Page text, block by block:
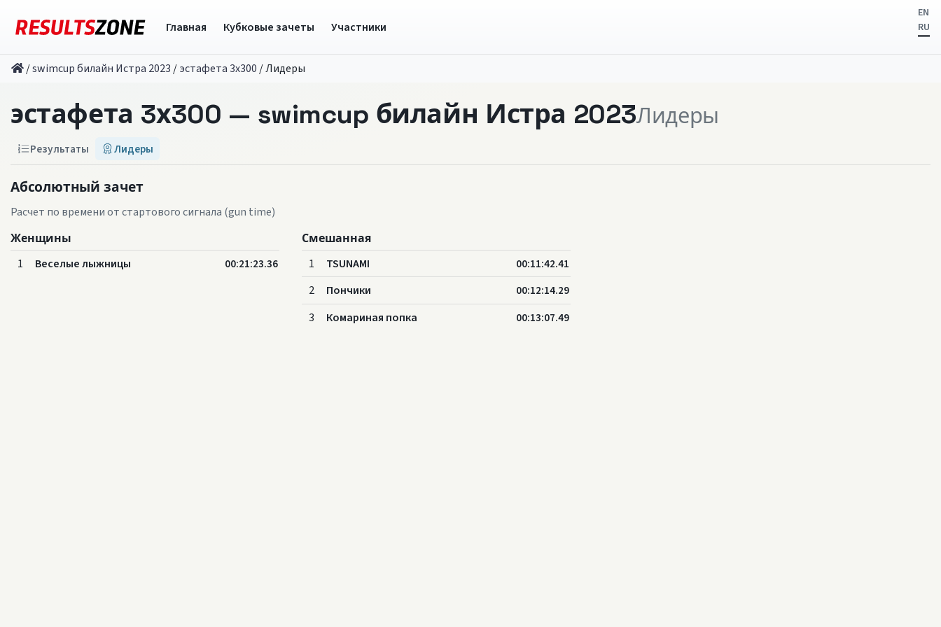
Главная Кубковые зачеты Участники
EN
RU
/swimcup билайн Истра 2023 /эстафета 3х300 /Лидеры
эстафета 3х300 — swimcup билайн Истра 2023Лидеры
Результаты Лидеры
Абсолютный зачет
Расчет по времени от стартового сигнала (gun time)
Женщины
1 Веселые лыжницы 00:21:23.36
Смешанная
1 TSUNAMI 00:11:42.41
2 Пончики 00:12:14.29
3 Комариная попка 00:13:07.49